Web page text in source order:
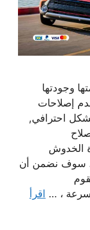
وجودتها
إصلاحات
احترافي,
الخدوش
، سوف نضمن أن
، … اقرأ